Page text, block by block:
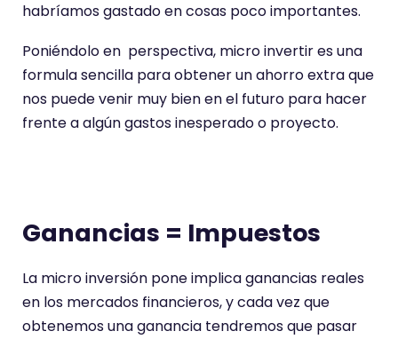
habríamos gastado en cosas poco importantes.
Poniéndolo en perspectiva, micro invertir es una
formula sencilla para obtener un ahorro extra que
nos puede venir muy bien en el futuro para hacer
frente a algún gastos inesperado o proyecto.
Ganancias = Impuestos
La micro inversión pone implica ganancias reales
en los mercados financieros, y cada vez que
obtenemos una ganancia tendremos que pasar